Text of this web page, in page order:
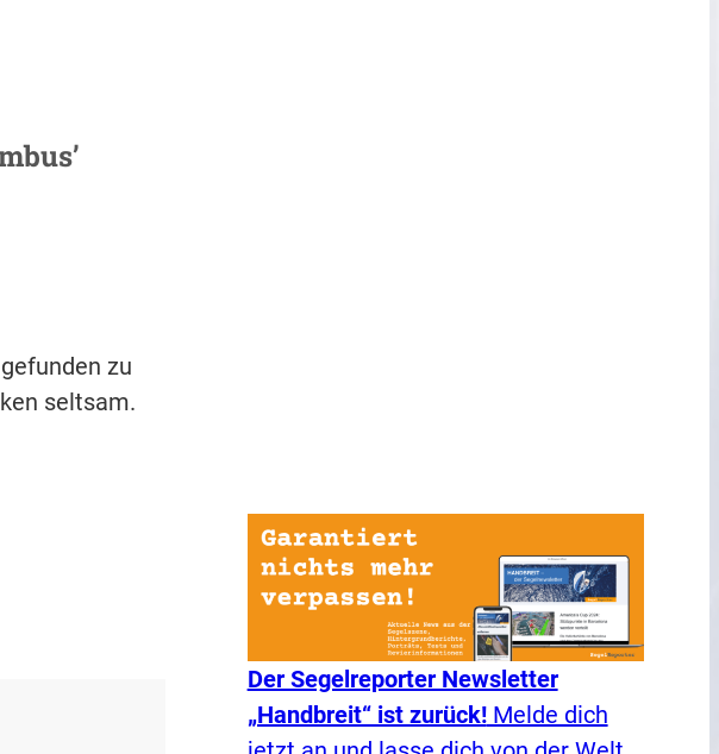
zu
seltsam.
Der Segelreporter Newsletter
„Handbreit“ ist zurück!Melde dich